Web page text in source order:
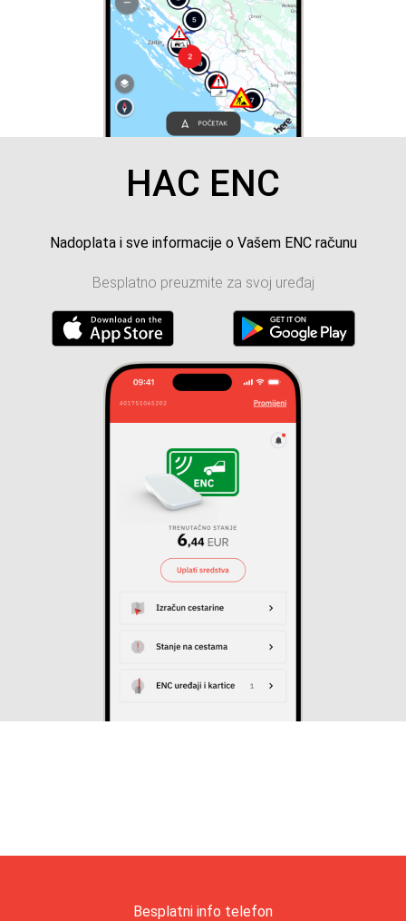
HAC ENC
Nadoplata i sve informacije o Vašem ENC računu
Besplatno preuzmite za svoj uređaj
Besplatni info telefon